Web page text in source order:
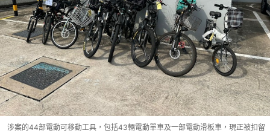
涉案的44部電動可移動工具，包括43輛電動單車及一部電動滑板車，現正被扣留